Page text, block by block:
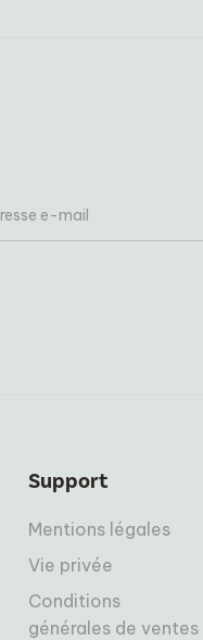
Support
Mentions légales
Vie privée
Conditions
générales de ventes